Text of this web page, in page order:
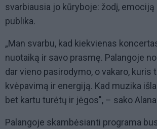
svarbiausia jo kūryboje: žodį, emociją
publika.
„Man svarbu, kad kiekvienas
nuotaiką ir savo prasmę. Palangoje
dar vieno pasirodymo, o vakaro, kuris
kvėpavimą ir energiją. Kad muzika
bet kartu turėtų ir jėgos", – sako
Palangoje skambėsianti programa